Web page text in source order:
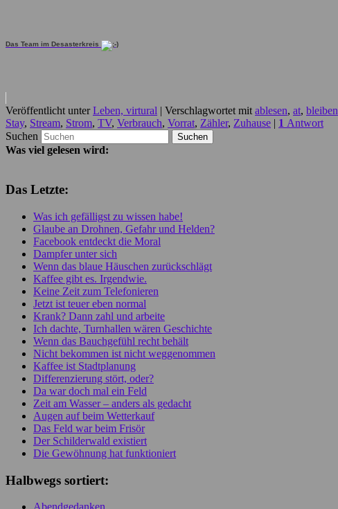
Das Team im Desasterkreis
Veröffentlicht unter Leben, virtural | Verschlagwortet mit ablesen, at, bleiben
Stay, Stream, Strom, TV, Verbrauch, Vorrat, Zähler, Zuhause | 1 Antwort
Suchen
Was viel gelesen wird:
Das Letzte:
Was ich gefälligst zu wissen habe!
Glaube an Drohnen, Gefahr und Helden?
Facebook entdeckt die Moral
Dampfer unter sich
Wenn das blaue Häuschen zurückschlägt
Kaffee gibt es. Irgendwie.
Keine Zeit zum Telefonieren
Jetzt ist teuer eben normal
Krank? Dann zahl und arbeite
Ich dachte, Turnhallen wären Geschichte
Wenn das Bauchgefühl recht behält
Nicht bekommen ist nicht weggenommen
Kaffee ist Stadtplanung
Differenzierung stört, oder?
Da war doch mal ein Feld
Zeit am Wasser – anders als gedacht
Augen auf beim Wetterkauf
Das Feld war beim Frisör
Der Schilderwald existiert
Die Gewöhnung hat funktioniert
Halbwegs sortiert: